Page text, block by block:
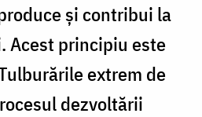
și contribui la
Acest principiu este
extrem de
dezvoltării